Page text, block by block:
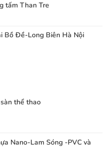
tấm Than Tre
Bồ Đề-Long Biên Hà Nội
thể thao
180.000 ₫.
Nano-Lam Sóng -PVC và